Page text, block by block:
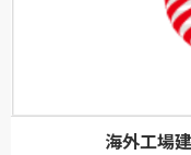
海外工場